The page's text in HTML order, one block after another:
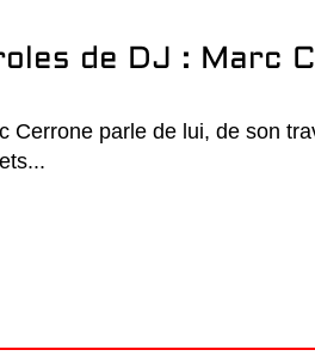
de DJ : Marc
Cerrone parle de lui, de son